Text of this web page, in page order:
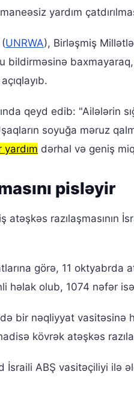
yardım
UNRWA), Birləşmiş
baxmayaraq,
qeyd edib: "Ailələrin
soyuğa məruz
dərhal və geniş
pisləyir
razılaşmasının
görə, 11 oktyabrda
həlak olub, 1074 nəfər
bir nəqliyyat vasitəsinə
kövrək atəşkəs
ABŞ vasitəçiliyi ilə